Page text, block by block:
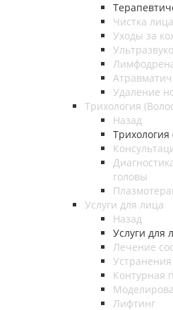
Чистка лица
Уходы за
Удаление
Трихология
Назад
головы
Услуги для лица
Назад
Услуги для
Лечение
Контурная
Лифтинг